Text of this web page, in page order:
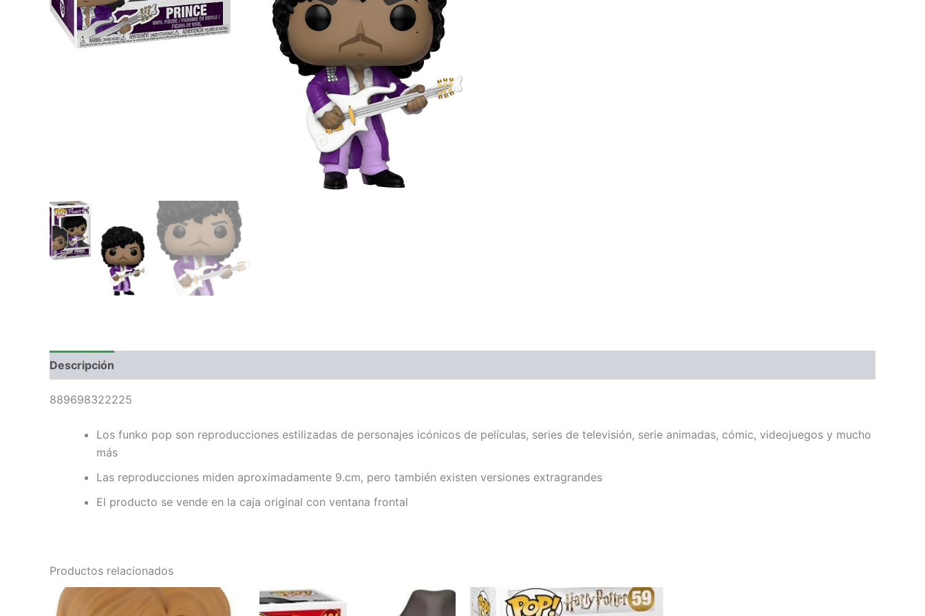
Descripción
889698322225
Los funko pop son reproducciones estilizadas de personajes icónicos de películas, series de televisión, serie animadas, cómic, videojuegos y mucho
más
Las reproducciones miden aproximadamente 9.cm, pero también existen versiones extragrandes
El producto se vende en la caja original con ventana frontal
Productos relacionados